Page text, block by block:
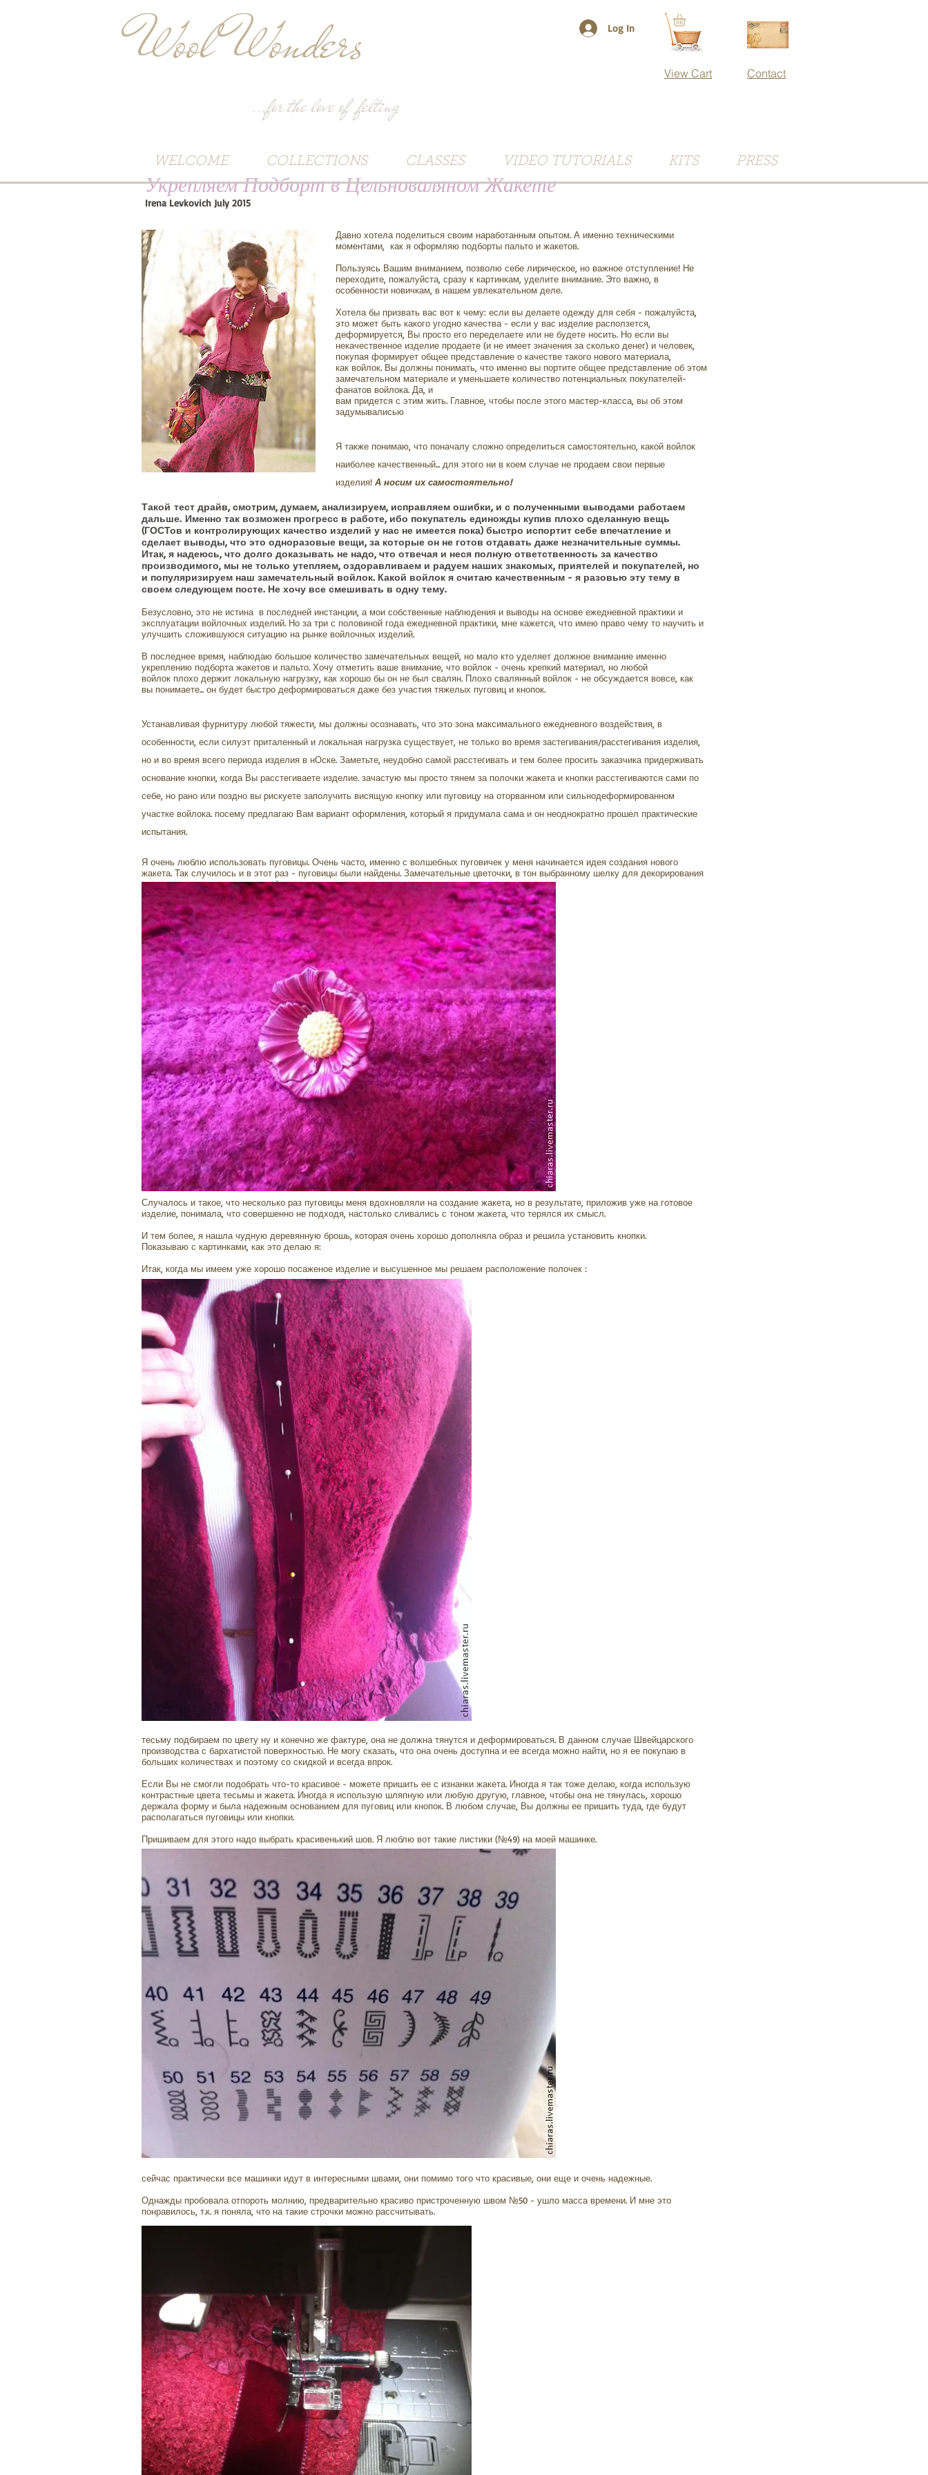
Log In
Укрепляем Подборт в Цельноваляном Жакете
Irena Levkovich July 2015
Давно хотела поделиться своим наработанным опытом. А именно техническими
моментами, как я оформляю подборты пальто и жакетов.
Пользуясь Вашим вниманием, позволю себе лирическое, но важное отступление! Не
переходите, пожалуйста, сразу к картинкам, уделите внимание. Это важно, в
особенности новичкам, в нашем увлекательном деле.
Хотела бы призвать вас вот к чему: если вы делаете одежду для себя - пожалуйста,
это может быть какого угодно качества - если у вас изделие расползется,
деформируется, Вы просто его переделаете или не будете носить. Но если вы
некачественное изделие продаете (и не имеет значения за сколько денег) и человек,
покупая формирует общее представление о качестве такого нового материала,
как войлок. Вы должны понимать, что именно вы портите общее представление об этом
замечательном материале и уменьшаете количество потенциальных покупателей-
фанатов войлока. Да, и
вам придется с этим жить. Главное, чтобы после этого мастер-класса, вы об этом
задумывалисью
Я также понимаю, что поначалу сложно определиться самостоятельно, какой войлок
наиболее качественный... для этого ни в коем случае не продаем свои первые
изделия! А носим их самостоятельно!
Такой тест драйв, смотрим, думаем, анализируем, исправляем ошибки, и с полученными выводами работаем
дальше. Именно так возможен прогресс в работе, ибо покупатель единожды купив плохо сделанную вещь
(ГОСТов и контролирующих качество изделий у нас не имеется пока) быстро испортит себе впечатление и
сделает выводы, что это одноразовые вещи, за которые он не готов отдавать даже незначительные суммы.
Итак, я надеюсь, что долго доказывать не надо, что отвечая и неся полную ответственность за качество
производимого, мы не только утепляем, оздоравливаем и радуем наших знакомых, приятелей и покупателей, но
и популяризируем наш замечательный войлок. Какой войлок я считаю качественным - я разовью эту тему в
своем следующем посте. Не хочу все смешивать в одну тему.
Безусловно, это не истина в последней инстанции, а мои собственные наблюдения и выводы на основе ежедневной практики и
эксплуатации войлочных изделий. Но за три с половиной года ежедневной практики, мне кажется, что имею право чему то научить и
улучшить сложившуюся ситуацию на рынке войлочных изделий.
В последнее время, наблюдаю большое количество замечательных вещей, но мало кто уделяет должное внимание именно
укреплению подборта жакетов и пальто. Хочу отметить ваше внимание, что войлок - очень крепкий материал, но любой
войлок плохо держит локальную нагрузку, как хорошо бы он не был свалян. Плохо свалянный войлок - не обсуждается вовсе, как
вы понимаете... он будет быстро деформироваться даже без участия тяжелых пуговиц и кнопок.
Устанавливая фурнитуру любой тяжести, мы должны осознавать, что это зона максимального ежедневного воздействия, в
особенности, если силуэт приталенный и локальная нагрузка существует, не только во время застегивания/расcтегивания изделия,
но и во время всего периода изделия в нОске. Заметьте, неудобно самой расстегивать и тем более просить заказчика придерживать
основание кнопки, когда Вы расстегиваете изделие. зачастую мы просто тянем за полочки жакета и кнопки расстегиваются сами по
себе, но рано или поздно вы рискуете заполучить висящую кнопку или пуговицу на оторванном или сильнодеформированном
участке войлока. посему предлагаю Вам вариант оформления, который я придумала сама и он неоднократно прошел практические
испытания.
Я очень люблю использовать пуговицы. Очень часто, именно с волшебных пуговичек у меня начинается идея создания нового
жакета. Так случилось и в этот раз - пуговицы были найдены. Замечательные цветочки, в тон выбранному шелку для декорирования
поверхности и мериноса цвета фуксии:
Случалось и такое, что несколько раз пуговицы меня вдохновляли на создание жакета, но в результате, приложив уже на готовое
изделие, понимала, что совершенно не подходя, настолько сливались с тоном жакета, что терялся их смысл.
И тем более, я нашла чудную деревянную брошь, которая очень хорошо дополняла образ и решила установить кнопки.
Показываю с картинками, как это делаю я:
Итак, когда мы имеем уже хорошо посаженое изделие и высушенное мы решаем расположение полочек :
тесьму подбираем по цвету ну и конечно же фактуре, она не должна тянутся и деформироваться. В данном случае Швейцарского
производства с бархатистой поверхностью. Не могу сказать, что она очень доступна и ее всегда можно найти, но я ее покупаю в
больших количествах и поэтому со скидкой и всегда впрок.
Если Вы не смогли подобрать что-то красивое - можете пришить ее с изнанки жакета. Иногда я так тоже делаю, когда использую
контрастные цвета тесьмы и жакета. Иногда я использую шляпную или любую другую, главное, чтобы она не тянулась, хорошо
держала форму и была надежным основанием для пуговиц или кнопок. В любом случае, Вы должны ее пришить туда, где будут
располагаться пуговицы или кнопки.
Пришиваем для этого надо выбрать красивенький шов. Я люблю вот такие листики (№49) на моей машинке.
сейчас практически все машинки идут в интересными швами, они помимо того что красивые, они еще и очень надежные.
Однажды пробовала отпороть молнию, предварительно красиво пристроченную швом №50 - ушло масса времени. И мне это
понравилось, т.к. я поняла, что на такие строчки можно рассчитывать.
Wool Wonders View Cart Contact
...for the love of felting
WELCOME COLLECTIONS CLASSES VIDEO TUTORIALS KITS PRESS